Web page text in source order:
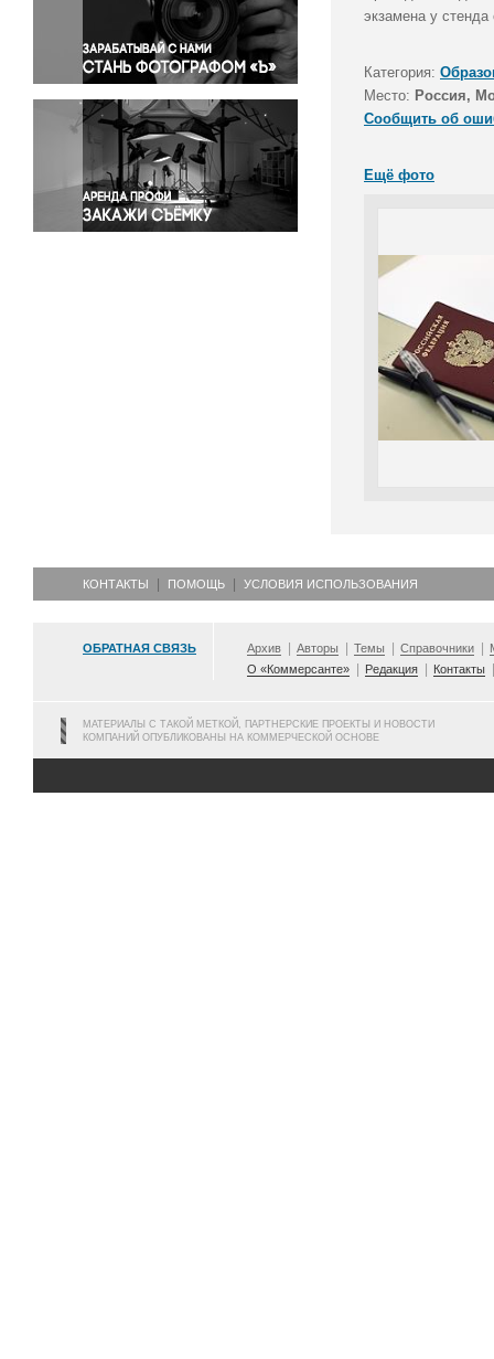
Правосудие
Происшествия и конфликты
Религия
Светская жизнь
Спорт
Экология
Экономика и бизнес
экзамена у
Категория:
Место: Россия,
Сообщить об
Ещё фото
КОНТАКТЫ ПОМОЩЬ УСЛОВИЯ ИСПОЛЬЗОВАНИЯ
ОБРАТНАЯ СВЯЗЬ Архив Авторы Темы Справочники
О «Коммерсанте»
Редакция Контакты
МАТЕРИАЛЫ С ТАКОЙ МЕТКОЙ, ПАРТНЕРСКИЕ ПРОЕКТЫ И НОВОСТИ
КОМПАНИЙ ОПУБЛИКОВАНЫ НА КОММЕРЧЕСКОЙ ОСНОВЕ